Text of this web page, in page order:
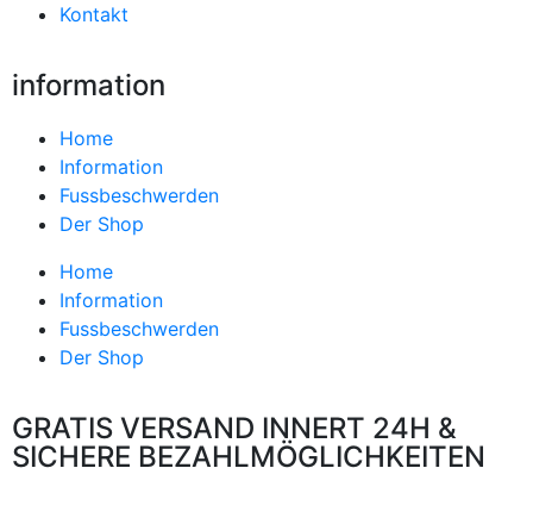
Kontakt
information
Home
Information
Fussbeschwerden
Der Shop
Home
Information
Fussbeschwerden
Der Shop
GRATIS VERSAND INNERT 24H &
SICHERE BEZAHLMÖGLICHKEITEN